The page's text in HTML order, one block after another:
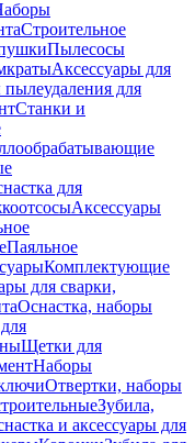
Строительное
Пылесосы
Аксессуары для
для
Станки и
для
Аксессуары
Паяльное
Комплектующие
для сварки,
Оснастка, наборы
Щетки для
Наборы
Отвертки, наборы
Зубила,
и аксессуары для